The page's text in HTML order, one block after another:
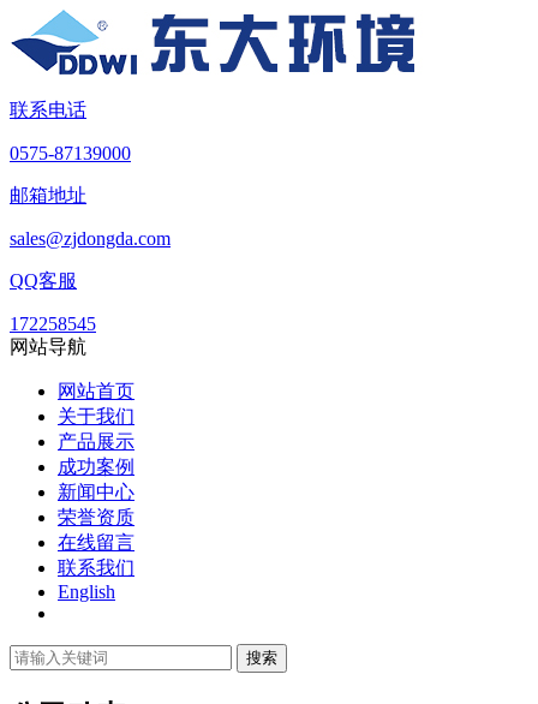
联系电话
0575-87139000
邮箱地址
sales@zjdongda.com
QQ客服
172258545
网站导航
网站首页
关于我们
产品展示
成功案例
新闻中心
荣誉资质
在线留言
联系我们
English